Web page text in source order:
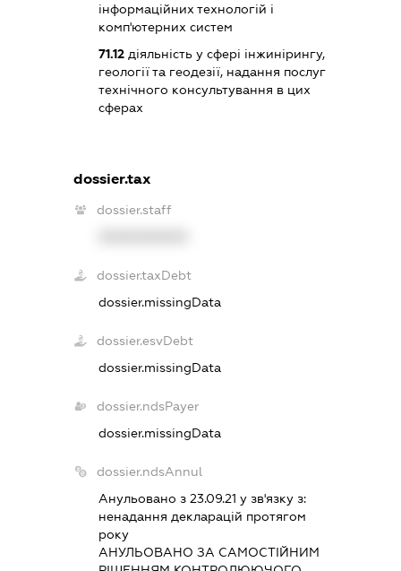
інформаційних технологій і
комп'ютерних систем
71.12 діяльність у сфері інжинірингу,
геології та геодезії, надання послуг
технічного консультування в цих
сферах
dossier.tax
dossier.staff
dossier.taxDebt
dossier.missingData
dossier.esvDebt
dossier.missingData
dossier.ndsPayer
dossier.missingData
dossier.ndsAnnul
Анульовано з 23.09.21 у зв'язку з:
ненадання декларацiй протягом
року
АНУЛЬОВАНО ЗА САМОСТIЙНИМ